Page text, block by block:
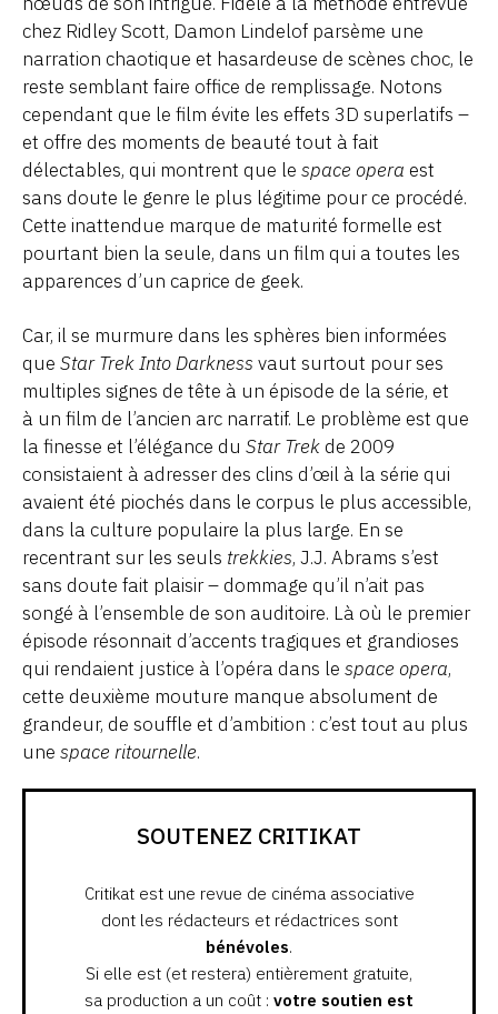
chez Ridley Scott, Damon Lindelof parsème une
narration chaotique et hasardeuse de scènes choc, le
reste semblant faire office de remplissage. Notons
cependant que le film évite les effets 3D superlatifs –
et offre des moments de beauté tout à fait
délectables, qui montrent que le space opera est
sans doute le genre le plus légitime pour ce procédé.
Cette inattendue marque de maturité formelle est
pourtant bien la seule, dans un film qui a toutes les
apparences d’un caprice de geek.
Car, il se murmure dans les sphères bien informées
que Star Trek Into Darkness vaut surtout pour ses
multiples signes de tête à un épisode de la série, et
à un film de l’ancien arc narratif. Le problème est que
la finesse et l’élégance du Star Trek de 2009
consistaient à adresser des clins d’œil à la série qui
avaient été piochés dans le corpus le plus accessible,
dans la culture populaire la plus large. En se
recentrant sur les seuls trekkies, J.J. Abrams s’est
sans doute fait plaisir – dommage qu’il n’ait pas
songé à l’ensemble de son auditoire. Là où le premier
épisode résonnait d’accents tragiques et grandioses
qui rendaient justice à l’opéra dans le space opera,
cette deuxième mouture manque absolument de
grandeur, de souffle et d’ambition : c’est tout au plus
une space ritournelle.
SOUTENEZ CRITIKAT
Critikat est une revue de cinéma associative
dont les rédacteurs et rédactrices sont
bénévoles.
Si elle est (et restera) entièrement gratuite,
sa production a un coût : votre soutien est